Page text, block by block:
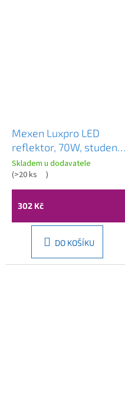
Mexen Luxpro LED
reflektor, 70W, studená
- 6500K, 6300 lm, černá
- L230-070-65-70
Skladem u dodavatele
(>20 ks )
302 Kč
DO KOŠÍKU